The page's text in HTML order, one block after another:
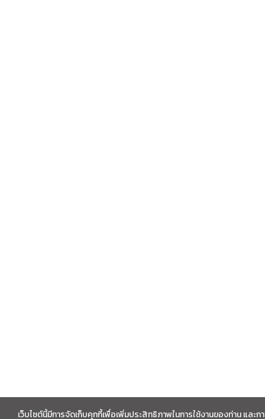
เว็บไซต์นี้มีการจัดเก็บคุกกี้เพื่อเพิ่มประสิทธิภาพในการใช้งานของท่าน แล